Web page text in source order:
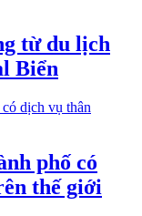
từ du lịch
Biển
phố có
thế giới